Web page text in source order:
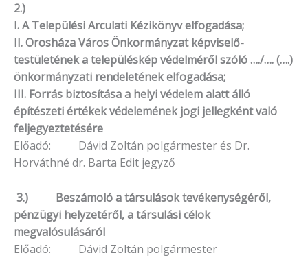
2.)
I. A Települési Arculati Kézikönyv elfogadása;
II. Orosháza Város Önkormányzat képviselő-
testületének a településkép védelméről szóló …./…. (….)
önkormányzati rendeletének elfogadása;
III. Forrás biztosítása a helyi védelem alatt álló
építészeti értékek védelemének jogi jellegként való
feljegyeztetésére
Előadó: Dávid Zoltán polgármester és Dr.
Horváthné dr. Barta Edit jegyző
3.) Beszámoló a társulások tevékenységéről,
pénzügyi helyzetéről, a társulási célok
megvalósulásáról
Előadó: Dávid Zoltán polgármester